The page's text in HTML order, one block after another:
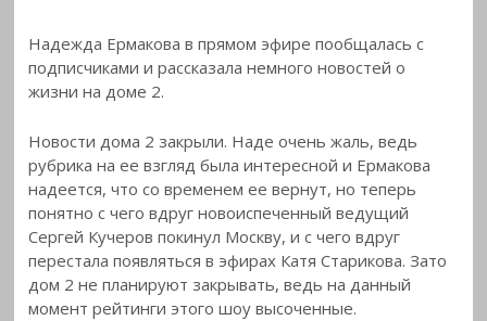
Надежда Ермакова в прямом эфире пообщалась с
подписчиками и рассказала немного новостей о
жизни на доме 2.
Новости дома 2 закрыли. Надеочень жаль, ведь
рубрика на ее взгляд была интересной и Ермакова
надеется, что со временем ее вернут, но теперь
понятно с чего вдруг новоиспеченный ведущий
Сергей Кучеров покинул Москву, и с чего вдруг
перестала появляться в эфирах Катя Старикова. Зато
дом 2 не планируют закрывать, ведь на данный
момент рейтинги этого шоу высоченные.